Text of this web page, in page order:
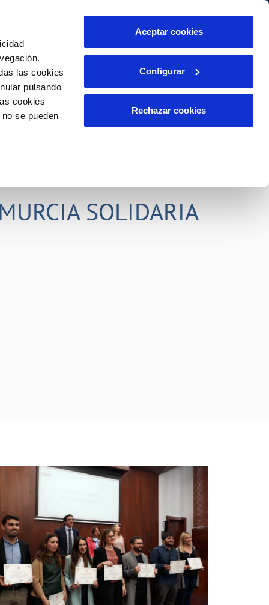
las cookies
pulsando
cookies
se pueden
Aceptar cookies
Configurar
Rechazar cookies
INCIDENCIAS
Comunica anomalías o posibles
PORTAL DE TRANSPARENCIA
Área de clientes
SOLIDARIA